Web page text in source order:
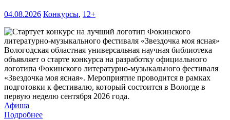
04.08.2026 Конкурсы, 12+
Вологодская областная универсальная научная библиотека
объявляет о старте конкурса на разработку официального
логотипа Фокинского литературно-музыкального фестиваля
«Звездочка моя ясная». Мероприятие проводится в рамках
подготовки к фестивалю, который состоится в Вологде в
первую неделю сентября 2026 года.
Афиша
Подробнее